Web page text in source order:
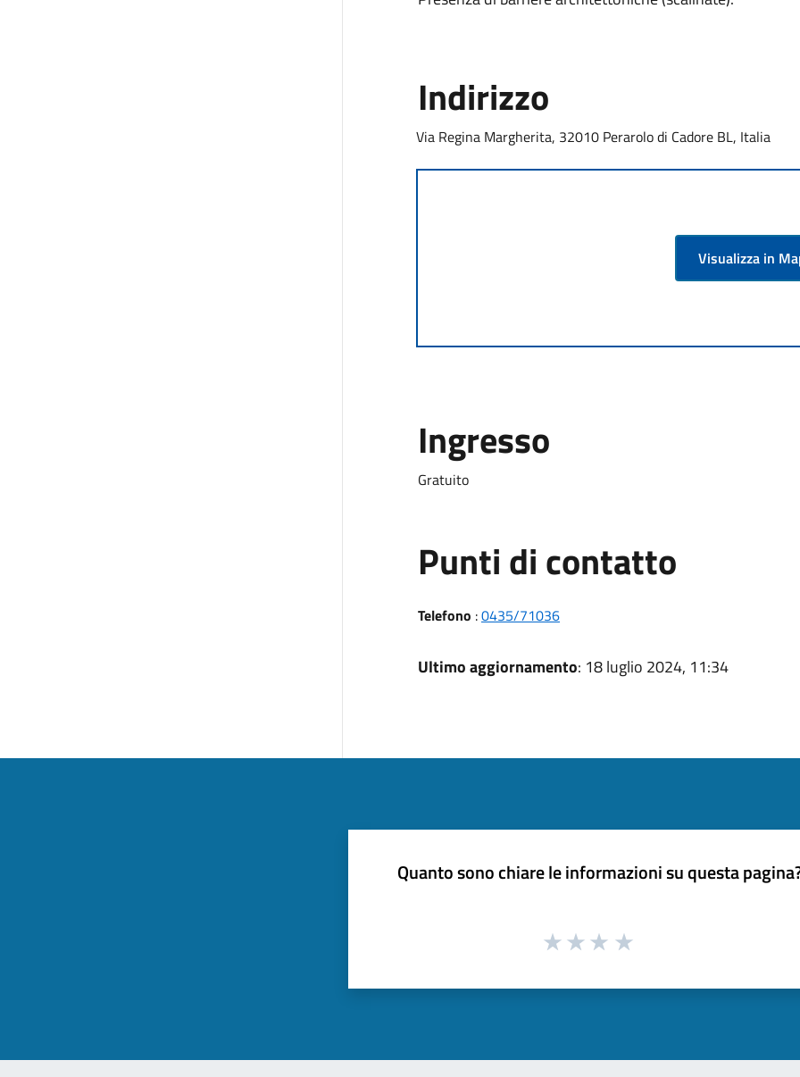
Indirizzo
Via Regina Margherita, 32010 Perarolo di Cadore BL, Italia
Visualizza in
Ingresso
Gratuito
Punti di contatto
Telefono :0435/71036
Ultimo aggiornamento: 18 luglio 2024, 11:34
Quanto sono chiare le informazioni su questa